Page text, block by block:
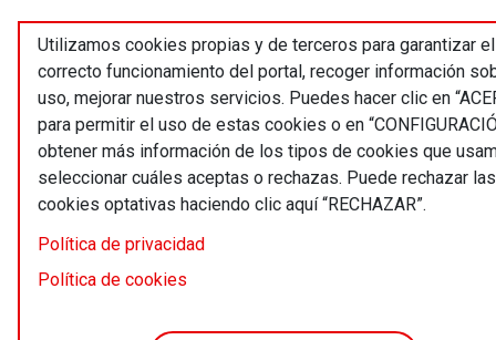
Utilizamos cookies propias y de terceros para garantizar el
correcto funcionamiento del portal, recoger información
uso, mejorar nuestros servicios. Puedes hacer clic en
para permitir el uso de estas cookies o en
obtener más información de los tipos de cookies que
seleccionar cuáles aceptas o rechazas. Puede rechazar las
cookies optativas haciendo clic aquí “RECHAZAR”.
Política de privacidad
Política de cookies